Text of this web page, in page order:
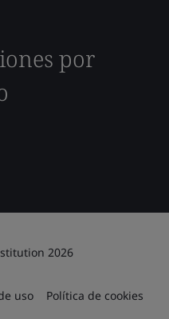
por
2026
uso Política de cookies